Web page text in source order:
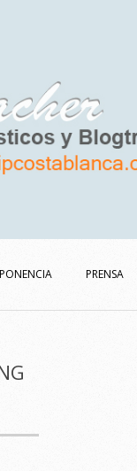
PONENCIA PRENSA